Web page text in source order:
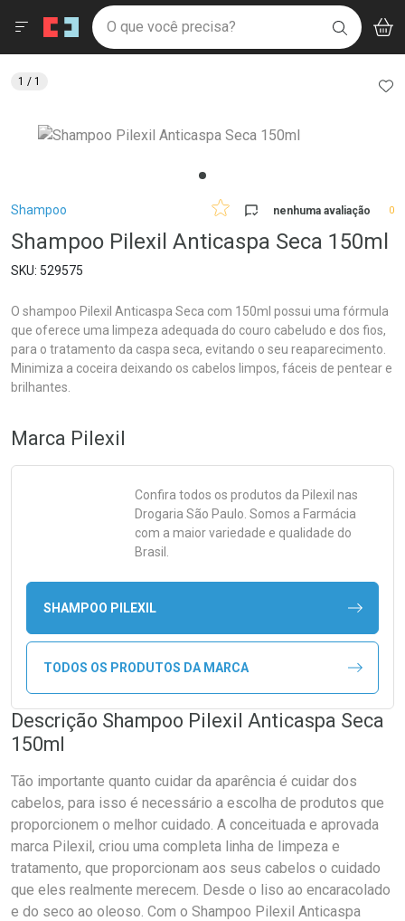
Drogaria São Paulo
Ir direto para a home
pela página
Ir direto para o conteúdo
Ir direto para a busca
Ir direto para a conta
Ir direto para a notificações
Ir direto para o carrinho
Faça a sua busca
O que você precisa? BUSCAR
Menu
Breadcrumb
Shampoo nenhuma avaliação 0
Shampoo Pilexil Anticaspa Seca 150ml
529575
O shampoo Pilexil Anticaspa Seca com 150ml possui uma fórmula
que oferece uma limpeza adequada do couro cabeludo e dos fios,
para o tratamento da caspa seca, evitando o seu reaparecimento.
Minimiza a coceira deixando os cabelos limpos, fáceis de pentear e
brilhantes.
1 / 1
Marca Pilexil
Confira todos os produtos da Pilexil nas
Drogaria São Paulo. Somos a Farmácia
com a maior variedade e qualidade do
Brasil.
SHAMPOO PILEXIL
TODOS OS PRODUTOS DA MARCA
Descrição Shampoo Pilexil Anticaspa Seca
150ml
Tão importante quanto cuidar da aparência é cuidar dos
cabelos, para isso é necessário a escolha de produtos que
proporcionem o melhor cuidado. A conceituada e aprovada
marca Pilexil, criou uma completa linha de limpeza e
tratamento, que proporcionam aos seus cabelos o cuidado
que eles realmente merecem. Desde o liso ao encaracolado
e do seco ao oleoso. Com o Shampoo Pilexil Anticaspa